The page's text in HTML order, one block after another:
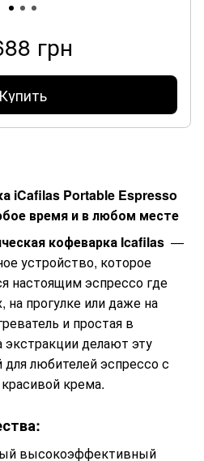
грн
Купить
iCafilas Portable Espresso
время и в любом месте
кофеварка Icafilas —
устройство, которое
настоящим эспрессо где
на прогулке или даже на
и простая в
экстракции делают эту
любителей эспрессо с
крема.
высокоэффективный